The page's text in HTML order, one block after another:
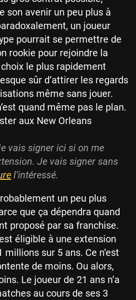
son avenir un peu plus à
un joueur
pourrait se permettre de
rookie pour rejoindre la
le plus rapidement
sûr d’attirer les regards
même sans jouer.
quand même pas le plan.
aux New Orleans
vais signer ici si on me
Je vais signer sans
l’intéressé.
un peu plus
que ça dépendra quand
proposé par sa franchise.
éligible à une extension
sur 5 ans. Ce n’est
de moins. Ou alors,
Le joueur de 21 ans n’a
au cours de ses 3